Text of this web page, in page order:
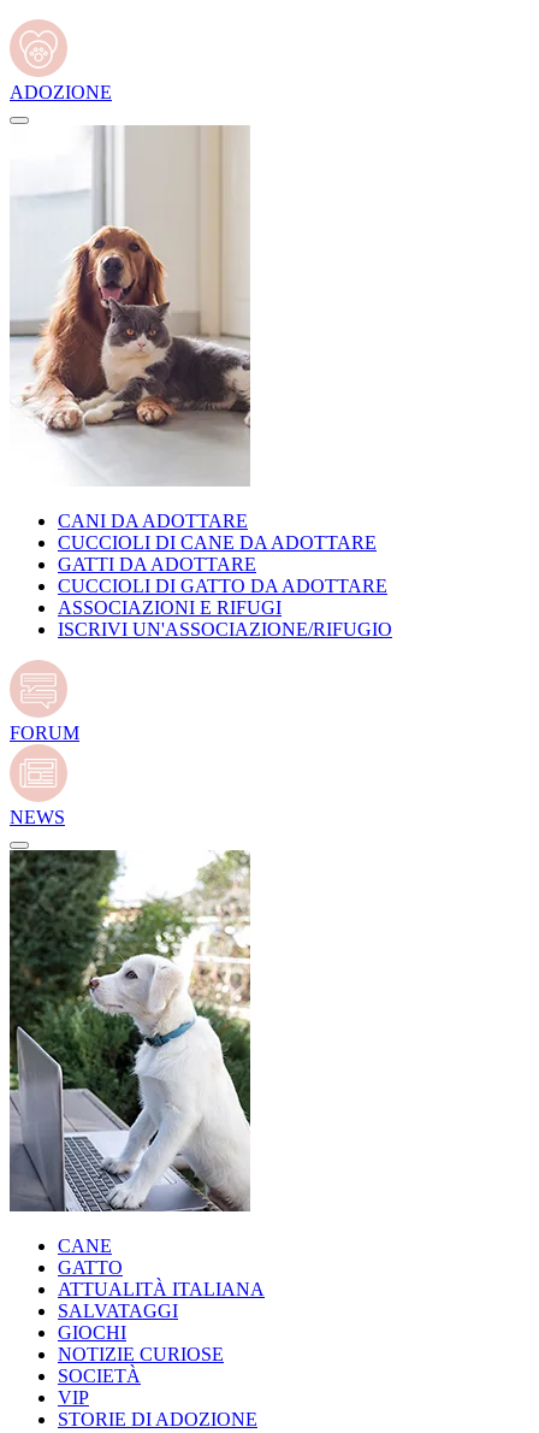
ADOZIONE
CANI DA ADOTTARE
CUCCIOLI DI CANE DA ADOTTARE
GATTI DA ADOTTARE
CUCCIOLI DI GATTO DA ADOTTARE
ASSOCIAZIONI E RIFUGI
ISCRIVI UN'ASSOCIAZIONE/RIFUGIO
FORUM
NEWS
CANE
GATTO
ATTUALITÀ ITALIANA
SALVATAGGI
GIOCHI
NOTIZIE CURIOSE
SOCIETÀ
VIP
STORIE DI ADOZIONE